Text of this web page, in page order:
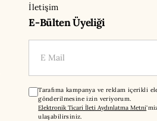
İletişim
E-Bülten Üyeliği
Tarafıma kampanya ve reklam içerikli
gönderilmesine izin veriyorum.
Elektronik Ticari İleti Aydınlatma Metni
ulaşabilirsiniz.